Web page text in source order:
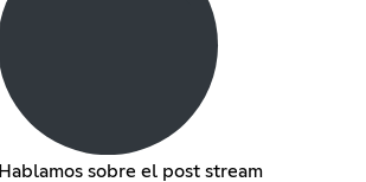
Hablamos sobre el post stream